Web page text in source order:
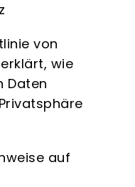
von
wie
Daten
auf